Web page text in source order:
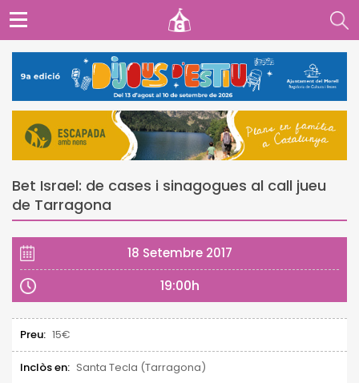
Bet Israel: de cases i sinagogues al call jueu
de Tarragona
18 Setembre 2017
19:00h
Preu: 15€
Inclòs en: Santa Tecla (Tarragona)